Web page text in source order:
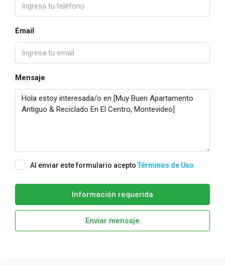
Email
Mensaje
Al enviar este formulario aceptoTérminos de Uso
Información requerida
Enviar mensaje